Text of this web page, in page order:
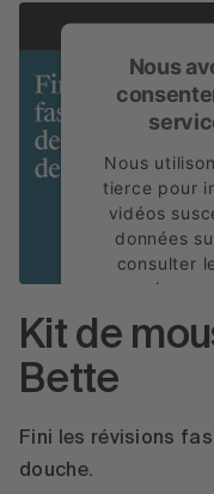
Nous
Nous
tierce pour
vidéos
données
consulter
service
powered
Kit de
Bette
Fini les révisions
douche.